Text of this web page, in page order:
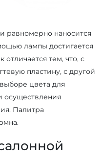
равномерно наносится
лампы достигается
отличается тем, что, с
пластину, с другой
цвета для
осуществления
Палитра